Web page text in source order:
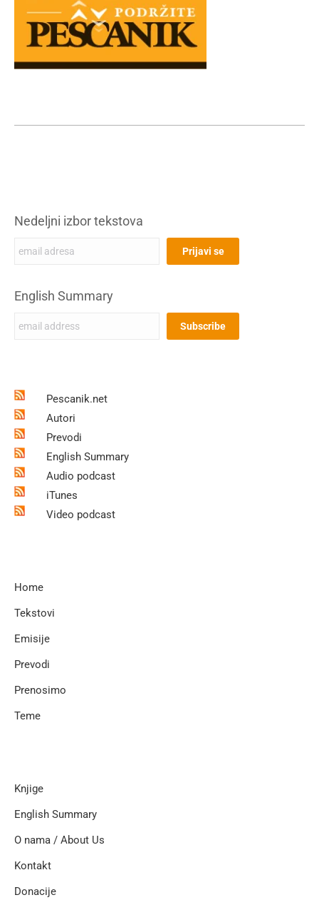
Nedeljni izbor tekstova
English Summary
Pescanik.net
Autori
Prevodi
English Summary
Audio podcast
iTunes
Video podcast
Home
Tekstovi
Emisije
Prevodi
Prenosimo
Teme
Knjige
English Summary
O nama / About Us
Kontakt
Donacije